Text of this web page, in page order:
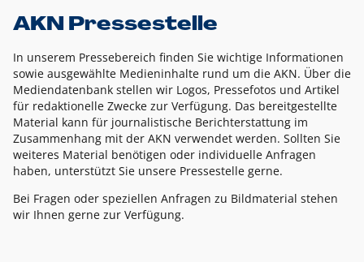
AKN Pressestelle
In unserem Pressebereich finden Sie wichtige Informationen
sowie ausgewählte Medieninhalte rund um die AKN. Über die
Mediendatenbank stellen wir Logos, Pressefotos und Artikel
für redaktionelle Zwecke zur Verfügung. Das bereitgestellte
Material kann für journalistische Berichterstattung im
Zusammenhang mit der AKN verwendet werden. Sollten Sie
weiteres Material benötigen oder individuelle Anfragen
haben, unterstützt Sie unsere Pressestelle gerne.
Bei Fragen oder speziellen Anfragen zu Bildmaterial stehen
wir Ihnen gerne zur Verfügung.